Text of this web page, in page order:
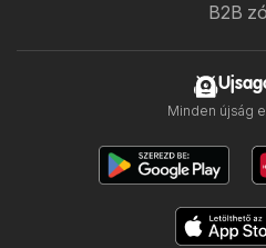
B2B
Minden újság